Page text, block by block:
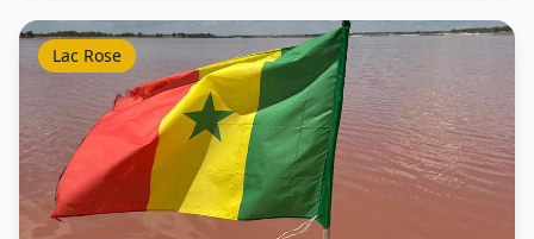
Lac Rose